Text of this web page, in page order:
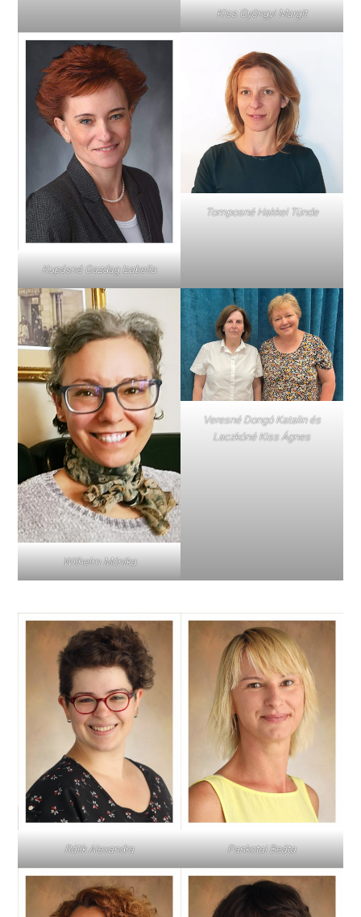
Kiss Gyöngyi Margit
Kupásné Gazdag Izabella
Tomposné Hakkel Tünde
Wilhelm Mónika
Veresné Dongó Katalin és
Laczkóné Kiss Ágnes
Rálik Alexandra Pankotai Beáta